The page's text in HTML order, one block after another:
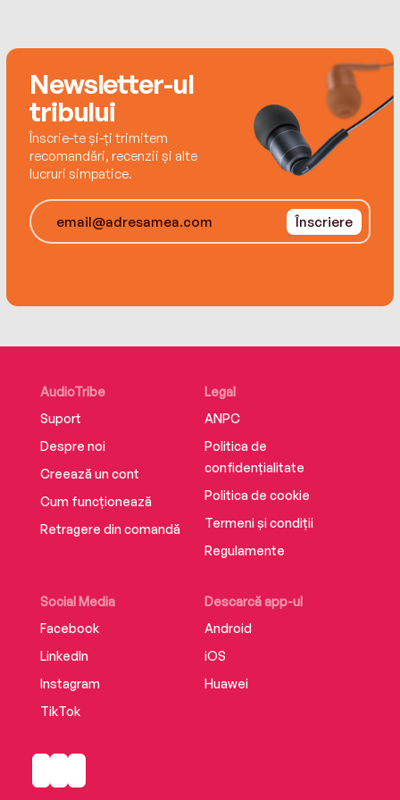
Newsletter-ul
tribului
Înscrie-te și-ți trimitem
recomandări, recenzii și alte
lucruri simpatice.
Înscriere
AudioTribe
Suport
Despre noi
Creează un cont
Cum funcționează
Retragere din comandă
Social Media
Facebook
LinkedIn
Instagram
TikTok
Descarcă app-ul
Android
iOS
Huawei
Legal
ANPC
Politica de
confidențialitate
Politica de cookie
Termeni și condiții
Regulamente